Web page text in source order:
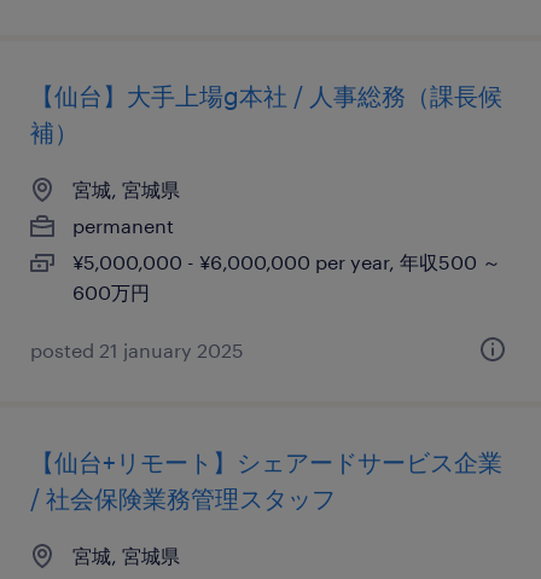
【仙台】大手上場g本社 / 人事総務（課長候
補）
宮城, 宮城県
permanent
¥5,000,000 - ¥6,000,000 per year, 年収500 ～
600万円
posted 21 january 2025
【仙台+リモート】シェアードサービス企業
/ 社会保険業務管理スタッフ
宮城, 宮城県